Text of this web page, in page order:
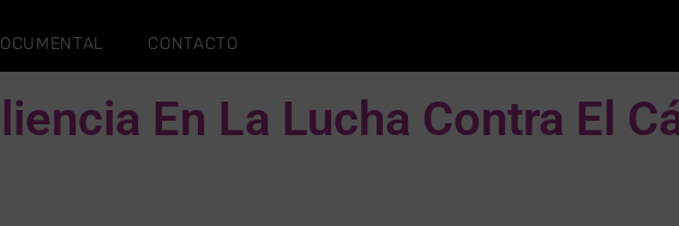
CONTACTO
En La Lucha Contra El